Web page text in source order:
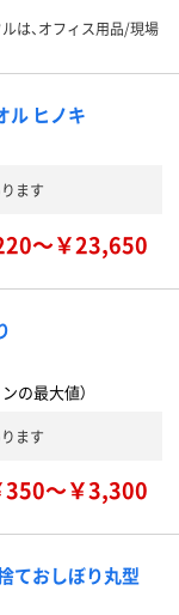
は、オフィス用品/現場
ル ヒノキ
ます
～￥23,650
の最大値）
ます
350～￥3,300
ておしぼり丸型